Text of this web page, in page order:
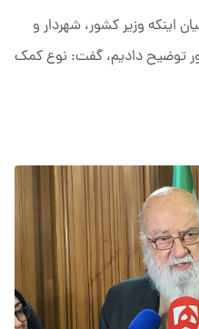
اینکه وزیر کشور، شهردار و
توضیح دادیم، گفت: نوع کمک